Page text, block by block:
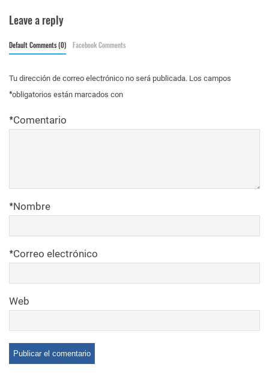
Leave a reply
Default Comments (0) Facebook Comments
Tu dirección de correo electrónico no será publicada. Los campos
obligatorios están marcados con
*
Comentario
*
Nombre
*
Correo electrónico
*
Web